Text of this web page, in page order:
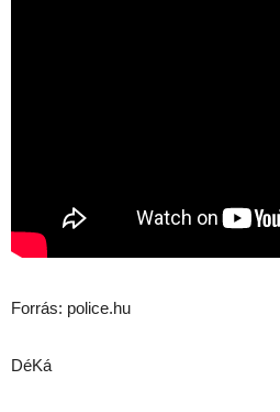
Forrás: police.hu
DéKá